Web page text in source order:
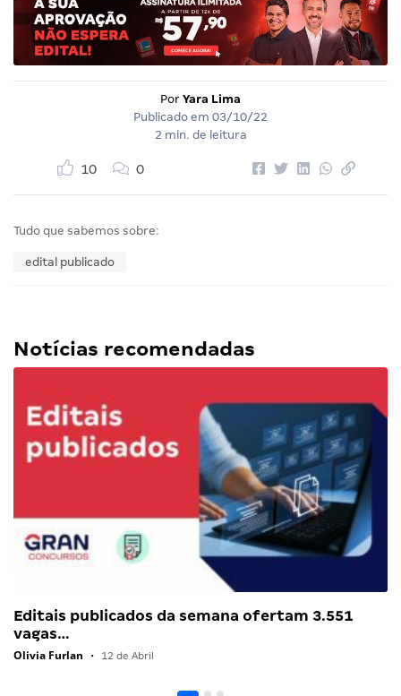
Por Yara Lima
Publicado em 03/10/22
2 min. de leitura
10 0
Tudo que sabemos sobre:
edital publicado
Notícias recomendadas
Editais publicados da semana ofertam 3.551
vagas…
Olivia Furlan • 12 de Abril